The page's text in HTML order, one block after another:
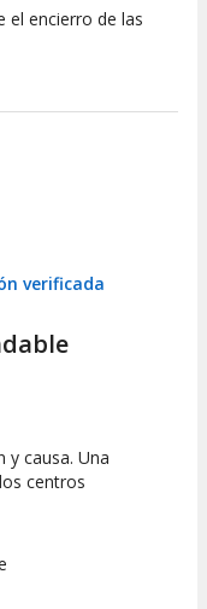
el encierro de las
verificada
y causa. Una
centros